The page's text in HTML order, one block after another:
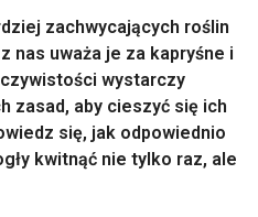
zachwycających roślin
nas uważa je za kapryśne i
wystarczy
zasad, aby cieszyć się ich
się, jak odpowiednio
kwitnąć nie tylko raz, ale